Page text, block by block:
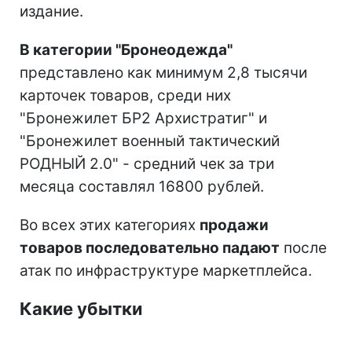
издание.
В категории "Бронеодежда"
представлено как минимум 2,8 тысячи
карточек товаров, среди них
"Бронежилет БР2 Архистратиг" и
"Бронежилет военный тактический
РОДНЫЙ 2.0" - средний чек за три
месяца составлял 16800 рублей.
Во всех этих категориях продажи
товаров последовательно падают после
атак по инфраструктуре маркетплейса.
Какие убытки